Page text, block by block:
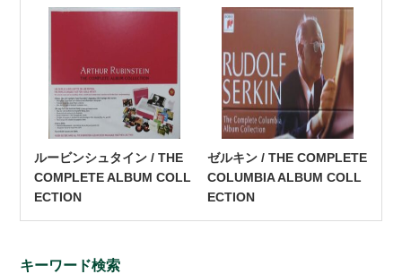
ルービンシュタイン / THE
COMPLETE ALBUM COLL
ECTION
ゼルキン / THE COMPLETE
COLUMBIA ALBUM COLL
ECTION
キーワード検索